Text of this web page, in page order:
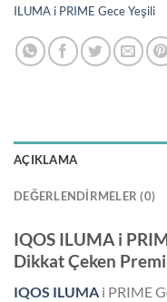
ILUMA i PRIME Gece Yeşili
AÇIKLAMA
DEĞERLENDIRMELER (0)
IQOS ILUMA i
Dikkat Çeken
IQOS ILUMA i PRIME